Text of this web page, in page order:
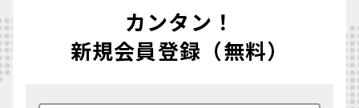
カンタン！
新規会員登録（無料）